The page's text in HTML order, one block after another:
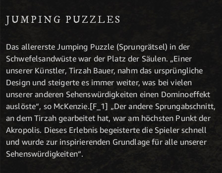
JUMPING PUZZLES
Das allererste Jumping Puzzle (Sprungrätsel) in der
Schwefelsandwüste war der Platz der Säulen. „Einer
unserer Künstler, Tirzah Bauer, nahm das ursprüngliche
Design und steigerte es immer weiter, was bei vielen
unserer anderen Sehenswürdigkeiten einen Dominoeffekt
auslöste“, so McKenzie.[F_1] „Der andere Sprungabschnitt,
an dem Tirzah gearbeitet hat, war am höchsten Punkt der
Akropolis. Dieses Erlebnis begeisterte die Spieler schnell
und wurde zur inspirierenden Grundlage für alle unserer
Sehenswürdigkeiten“.